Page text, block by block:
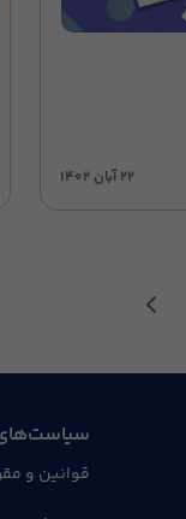
۲۲ آبان ۱۴۰۲
قوانین و